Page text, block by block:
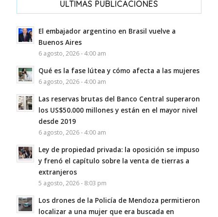
ULTIMAS PUBLICACIONES
El embajador argentino en Brasil vuelve a
Buenos Aires
6 agosto, 2026 - 4:00 am
Qué es la fase lútea y cómo afecta a las mujeres
6 agosto, 2026 - 4:00 am
Las reservas brutas del Banco Central superaron
los US$50.000 millones y están en el mayor nivel
desde 2019
6 agosto, 2026 - 4:00 am
Ley de propiedad privada: la oposición se impuso
y frenó el capítulo sobre la venta de tierras a
extranjeros
5 agosto, 2026 - 8:03 pm
Los drones de la Policía de Mendoza permitieron
localizar a una mujer que era buscada en